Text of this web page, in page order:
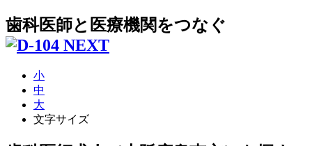
歯科医師と医療機関をつなぐ
小
中
大
文字サイズ